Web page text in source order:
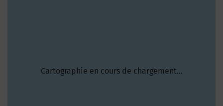
Cartographie en cours de chargement...